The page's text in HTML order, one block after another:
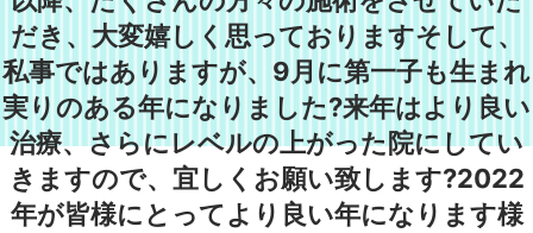
だき、大変嬉しく思っております️そして、
私事ではありますが、9月に第一子も生まれ
実りのある年になりました?来年はより良い
治療、さらにレベルの上がった院にしてい
きますので、宜しくお願い致します?2022
年が皆様にとってより良い年になります様